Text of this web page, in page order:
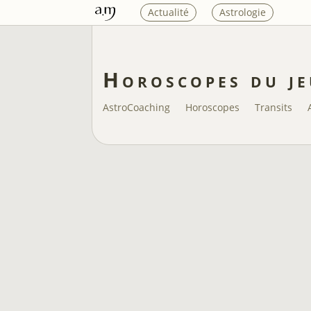
Actualité Astrologie
Horoscopes du
AstroCoaching Horoscopes Transits